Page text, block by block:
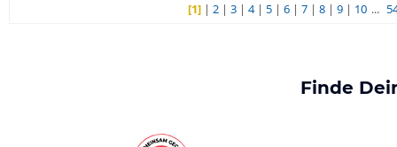
[1]| 2| 3| 4| 5| 6| 7| 8| 9| 10 ...
Finde